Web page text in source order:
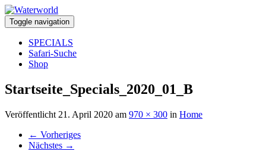
Toggle navigation
SPECIALS
Safari-Suche
Shop
Startseite_Specials_2020_01_B
Veröffentlicht 21. April 2020 am 970 × 300 in Home
← Vorheriges
Nächstes →